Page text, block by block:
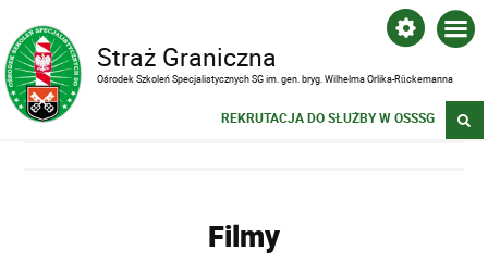
Straż Graniczna
Ośrodek Szkoleń Specjalistycznych SG im. gen. bryg. Wilhelma Orlika-Rückemanna
REKRUTACJA DO SŁUŻBY W OSSSG
Filmy